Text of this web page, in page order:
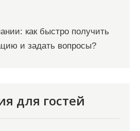
как быстро получить
и задать вопросы?
для гостей